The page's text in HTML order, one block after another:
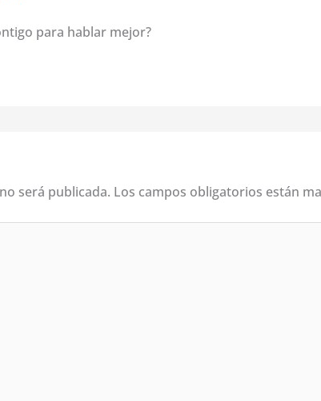
para hablar mejor?
será publicada. Los campos obligatorios están